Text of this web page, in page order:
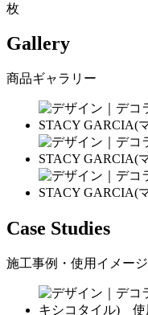
枚
Gallery
商品ギャラリー
Case Studies
施工事例・使用イメージ